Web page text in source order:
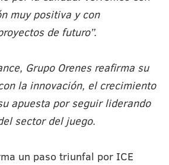
muy positiva y con
de futuro”.
Grupo Orenes reafirma su
la innovación, el crecimiento
apuesta por seguir liderando
sector del juego.